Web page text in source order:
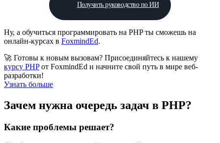
Получить руководство по ИИ
Ну, а обучиться программировать на PHP ты сможешь на
онлайн-курсах в FoxmindEd.
🚀 Готовы к новым вызовам? Присоединяйтесь к нашему
курсу PHPот FoxmindEd и начните свой путь в мире веб-
разработки!
Узнать больше
Зачем нужна очередь задач в PHP?
Какие проблемы решает?